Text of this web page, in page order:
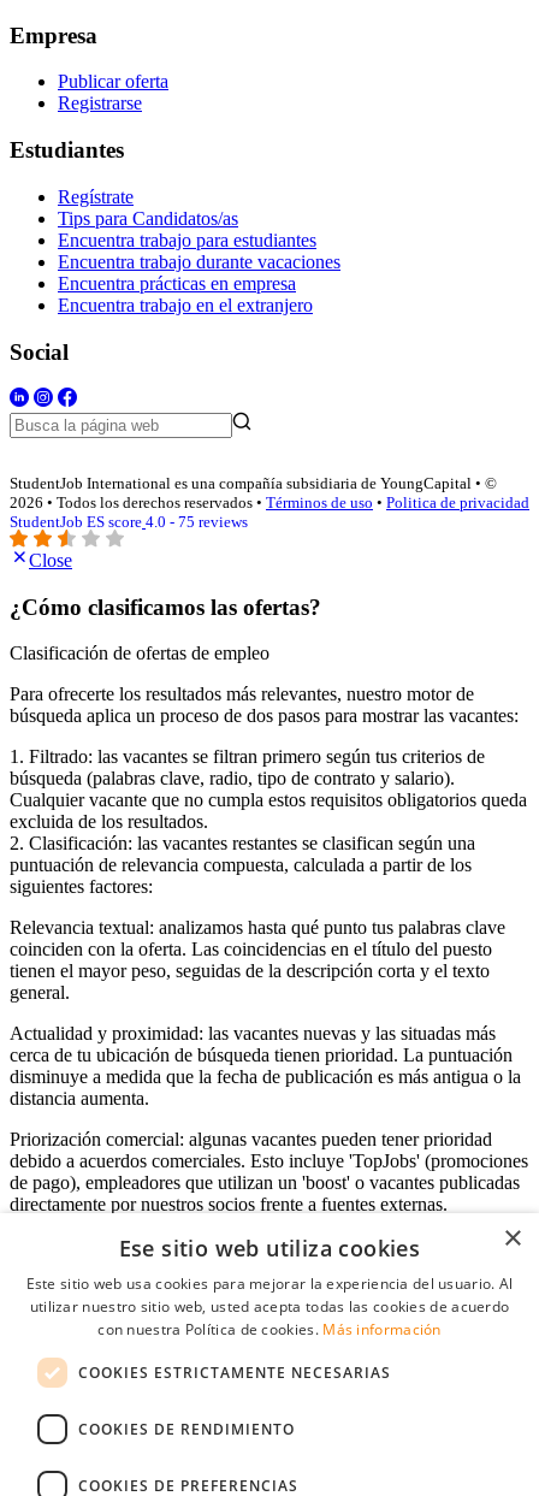
Empresa
Publicar oferta
Registrarse
Estudiantes
Regístrate
Tips para Candidatos/as
Encuentra trabajo para estudiantes
Encuentra trabajo durante vacaciones
Encuentra prácticas en empresa
Encuentra trabajo en el extranjero
Social
StudentJob International es una compañía subsidiaria de YoungCapital • ©
2026 • Todos los derechos reservados • Términos de uso • Politica de privacidad
StudentJob ES score 4.0 - 75 reviews
Close
¿Cómo clasificamos las ofertas?
Clasificación de ofertas de empleo
Para ofrecerte los resultados más relevantes, nuestro motor de
búsqueda aplica un proceso de dos pasos para mostrar las vacantes:
1. Filtrado: las vacantes se filtran primero según tus criterios de
búsqueda (palabras clave, radio, tipo de contrato y salario).
Cualquier vacante que no cumpla estos requisitos obligatorios queda
excluida de los resultados.
2. Clasificación: las vacantes restantes se clasifican según una
puntuación de relevancia compuesta, calculada a partir de los
siguientes factores:
Relevancia textual: analizamos hasta qué punto tus palabras clave
coinciden con la oferta. Las coincidencias en el título del puesto
tienen el mayor peso, seguidas de la descripción corta y el texto
general.
Actualidad y proximidad: las vacantes nuevas y las situadas más
cerca de tu ubicación de búsqueda tienen prioridad. La puntuación
disminuye a medida que la fecha de publicación es más antigua o la
distancia aumenta.
Priorización comercial: algunas vacantes pueden tener prioridad
debido a acuerdos comerciales. Esto incluye 'TopJobs' (promociones
de pago), empleadores que utilizan un 'boost' o vacantes publicadas
directamente por nuestros socios frente a fuentes externas.
Acceso empresas
Contraseña
Recordarme
Conectarse
×
Ese sitio web utiliza cookies
Este sitio web usa cookies para mejorar la experiencia del usuario. Al
utilizar nuestro sitio web, usted acepta todas las cookies de acuerdo
con nuestra Política de cookies. Más información
COOKIES ESTRICTAMENTE NECESARIAS
COOKIES DE RENDIMIENTO
COOKIES DE PREFERENCIAS